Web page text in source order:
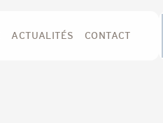
ACTUALITÉS CONTACT